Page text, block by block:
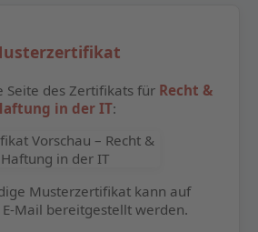
Seite des Zertifikats für Recht &
in der IT:
Musterzertifikat kann auf
Mail bereitgestellt werden.